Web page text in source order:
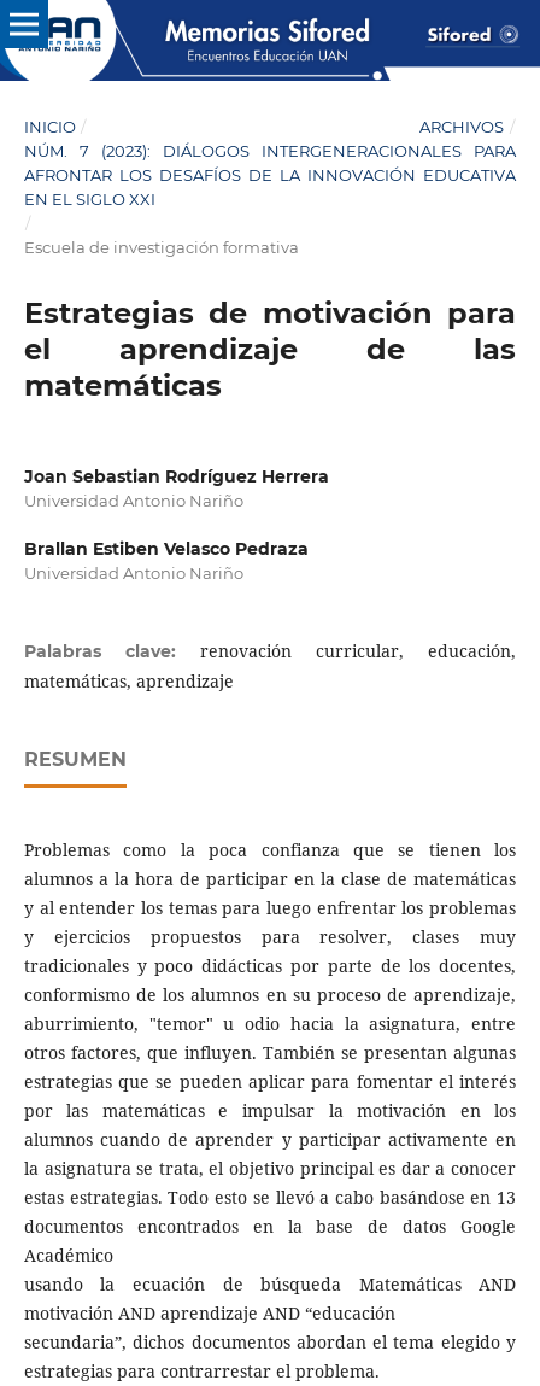
INICIO / ARCHIVOS /
NÚM. 7 (2023): DIÁLOGOS INTERGENERACIONALES PARA
AFRONTAR LOS DESAFÍOS DE LA INNOVACIÓN EDUCATIVA
EN EL SIGLO XXI
/
Escuela de investigación formativa
Estrategias de motivación para
el aprendizaje de las
matemáticas
Joan Sebastian Rodríguez Herrera
Universidad Antonio Nariño
Brallan Estiben Velasco Pedraza
Universidad Antonio Nariño
Palabras clave: renovación curricular, educación,
matemáticas, aprendizaje
RESUMEN
Problemas como la poca confianza que se tienen los
alumnos a la hora de participar en la clase de matemáticas
y al entender los temas para luego enfrentar los problemas
y ejercicios propuestos para resolver, clases muy
tradicionales y poco didácticas por parte de los docentes,
conformismo de los alumnos en su proceso de aprendizaje,
aburrimiento, "temor" u odio hacia la asignatura, entre
otros factores, que influyen. También se presentan algunas
estrategias que se pueden aplicar para fomentar el interés
por las matemáticas e impulsar la motivación en los
alumnos cuando de aprender y participar activamente en
la asignatura se trata, el objetivo principal es dar a conocer
estas estrategias. Todo esto se llevó a cabo basándose en 13
documentos encontrados en la base de datos Google
Académico
usando la ecuación de búsqueda Matemáticas AND
motivación AND aprendizaje AND “educación
secundaria”, dichos documentos abordan el tema elegido y
estrategias para contrarrestar el problema.